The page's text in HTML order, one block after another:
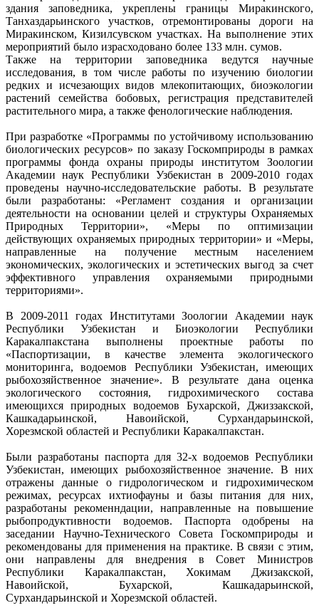
здания заповедника, укреплены границы Миракинского,
Танхаздарьинского участков, отремонтированы дороги на
Миракинском, Кизилсувском участках. На выполнение этих
мероприятий было израсходовано более 133 млн. сумов.
Также на территории заповедника ведутся научные
исследования, в том числе работы по изучению биологии
редких и исчезающих видов млекопитающих, биоэкологии
растений семейства бобовых, регистрация представителей
растительного мира, а также фенологические наблюдения.
При разработке «Программы по устойчивому использованию
биологических ресурсов» по заказу Госкомприроды в рамках
программы фонда охраны природы институтом Зоологии
Академии наук Республики Узбекистан в 2009-2010 годах
проведены научно-исследовательские работы. В результате
были разработаны: «Регламент создания и организации
деятельности на основании целей и структуры Охраняемых
Природных Территории», «Меры по оптимизации
действующих охраняемых природных территории» и «Меры,
направленные на получение местным населением
экономических, экологических и эстетических выгод за счет
эффективного управления охраняемыми природными
территориями».
В 2009-2011 годах Институтами Зоологии Академии наук
Республики Узбекистан и Биоэкологии Республики
Каракалпакстана выполнены проектные работы по
«Паспортизации, в качестве элемента экологического
мониторинга, водоемов Республики Узбекистан, имеющих
рыбохозяйственное значение». В результате дана оценка
экологического состояния, гидрохимического состава
имеющихся природных водоемов Бухарской, Джиззакской,
Кашкадарьинской, Навоийской, Сурхандарьинской,
Хорезмской областей и Республики Каракалпакстан.
Были разработаны паспорта для 32-х водоемов Республики
Узбекистан, имеющих рыбохозяйственное значение. В них
отражены данные о гидрологическом и гидрохимическом
режимах, ресурсах ихтиофауны и базы питания для них,
разработаны рекоменндации, направленные на повышение
рыбопродуктивности водоемов. Паспорта одобрены на
заседании Научно-Технического Совета Госкомприроды и
рекомендованы для применения на практике. В связи с этим,
они направлены для внедрения в Совет Министров
Республики Каракалпакстан, Хокимам Джизакской,
Навоийской, Бухарской, Кашкадарьинской,
Сурхандарьинской и Хорезмской областей.